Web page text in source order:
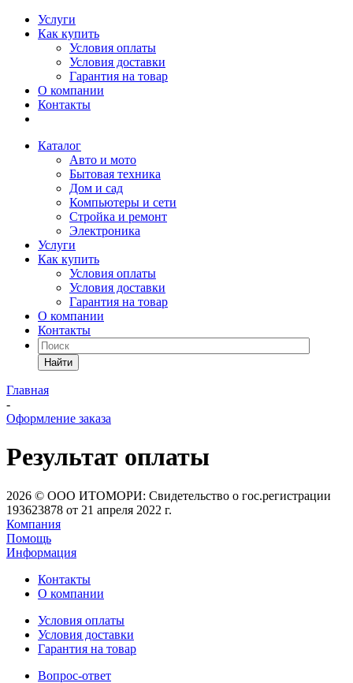
Услуги
Как купить
Условия оплаты
Условия доставки
Гарантия на товар
О компании
Контакты
Каталог
Авто и мото
Бытовая техника
Дом и сад
Компьютеры и сети
Стройка и ремонт
Электроника
Услуги
Как купить
Условия оплаты
Условия доставки
Гарантия на товар
О компании
Контакты
Найти
Главная
-
Оформление заказа
Результат оплаты
2026 © ООО ИТОМОРИ: Свидетельство о гос.регистрации
193623878 от 21 апреля 2022 г.
Компания
Помощь
Информация
Контакты
О компании
Условия оплаты
Условия доставки
Гарантия на товар
Вопрос-ответ